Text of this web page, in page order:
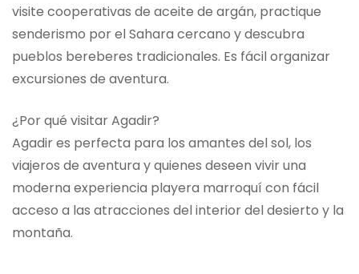
visite cooperativas de aceite de argán, practique
senderismo por el Sahara cercano y descubra
pueblos bereberes tradicionales. Es fácil organizar
excursiones de aventura.
¿Por qué visitar Agadir?
Agadir es perfecta para los amantes del sol, los
viajeros de aventura y quienes deseen vivir una
moderna experiencia playera marroquí con fácil
acceso a las atracciones del interior del desierto y la
montaña.